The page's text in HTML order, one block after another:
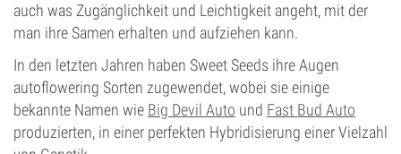
auch was Zugänglichkeit und Leichtigkeit angeht, mit der
man ihre Samen erhalten und aufziehen kann.
In den letzten Jahren haben Sweet Seeds ihre Augen
autoflowering Sorten zugewendet, wobei sie einige
bekannte Namen wie Big Devil Auto und Fast Bud Auto
produzierten, in einer perfekten Hybridisierung einer Vielzahl